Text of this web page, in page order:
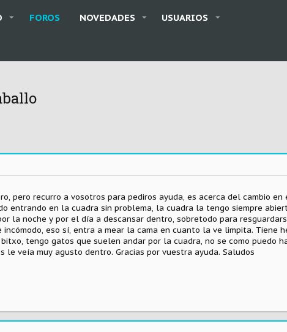
FOROS NOVEDADES USUARIOS
pero recurro a vosotros para pediros ayuda, es acerca del cambio
entrando en la cuadra sin problema, la cuadra la tengo siempre
la noche y por el día a descansar dentro, sobretodo para
eso sí, entra a mear la cama en cuanto la ve limpita. Tiene
tengo gatos que suelen andar por la cuadra, no se como puedo
le veía muy agusto dentro. Gracias por vuestra ayuda. Saludos